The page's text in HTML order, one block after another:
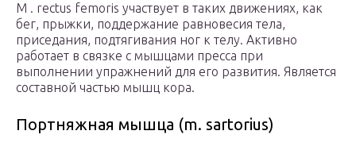
M . rectus femoris участвует в таких движениях, как
бег, прыжки, поддержание равновесия тела,
приседания, подтягивания ног к телу. Активно
работает в связке с мышцами пресса при
выполнении упражнений для его развития. Является
составной частью мышц кора.
Портняжная мышца (m. sartorius)